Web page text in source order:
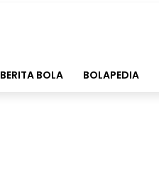
BERITA BOLA BOLAPEDIA